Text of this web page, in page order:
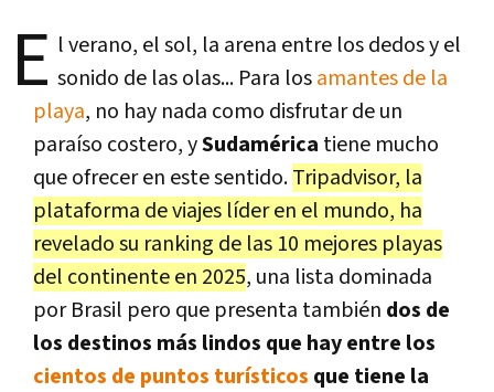
E l verano, el sol, la arena entre los dedos y el
sonido de las olas... Para losamantes de la
playa, no hay nada como disfrutar de un
paraíso costero, ySudamérica tiene mucho
que ofrecer en este sentido.Tripadvisor, la
plataforma de viajes líder en el mundo, ha
revelado su ranking de las 10 mejores playas
del continente en 2025, una lista dominada
por Brasil pero que presenta también dos de
los destinos más lindos que hay entre los
cientos de puntos turísticos que tiene la